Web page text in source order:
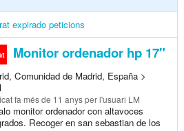
expirado peticions
Monitor ordenador hp 17"
Comunidad de Madrid, España >
fa més de 11 anysper l'usuari LM
monitor ordenador con altavoces
Recoger en san sebastian de los